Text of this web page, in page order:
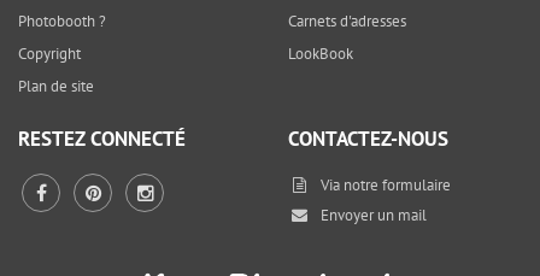
Photobooth ?
Copyright
Plan de site
Carnets d'adresses
LookBook
RESTEZ CONNECTÉ CONTACTEZ-NOUS
Via notre formulaire
Envoyer un mail